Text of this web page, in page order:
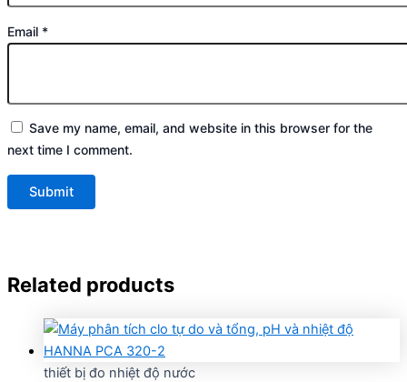
Email *
Save my name, email, and website in this browser for the
next time I comment.
Related products
thiết bị đo nhiệt độ nước